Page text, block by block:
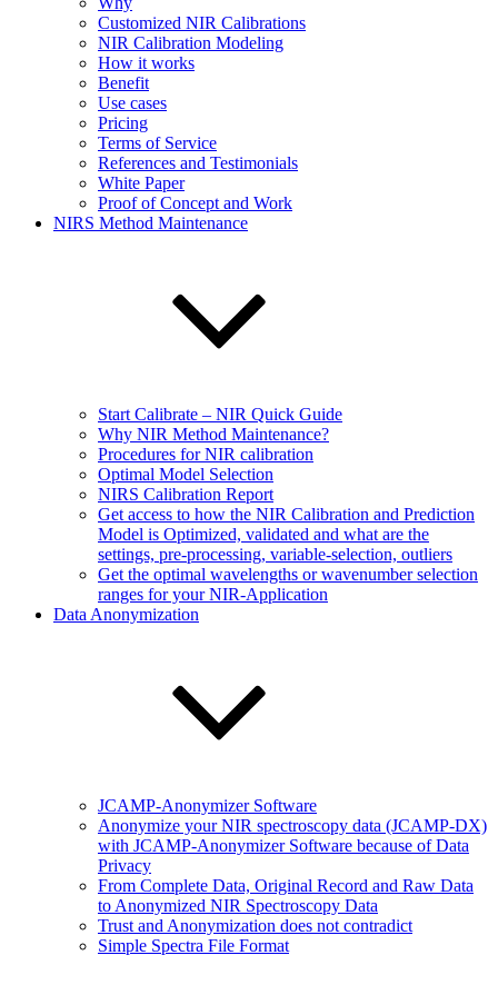
Customized NIR Calibrations
NIR Calibration Modeling
How it works
Benefit
Use cases
Pricing
Terms of Service
References and Testimonials
White Paper
Proof of Concept and Work
NIRS Method Maintenance
Start Calibrate – NIR Quick Guide
Why NIR Method Maintenance?
Procedures for NIR calibration
Optimal Model Selection
NIRS Calibration Report
Get access to how the NIR Calibration and Prediction
Model is Optimized, validated and what are the
settings, pre-processing, variable-selection, outliers
Get the optimal wavelengths or wavenumber selection
ranges for your NIR-Application
Data Anonymization
JCAMP-Anonymizer Software
Anonymize your NIR spectroscopy data (JCAMP-DX)
with JCAMP-Anonymizer Software because of Data
Privacy
From Complete Data, Original Record and Raw Data
to Anonymized NIR Spectroscopy Data
Trust and Anonymization does not contradict
Simple Spectra File Format